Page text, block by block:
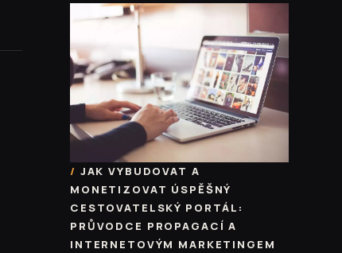
JAK VYBUDOVAT A
MONETIZOVAT ÚSPĚŠNÝ
CESTOVATELSKÝ PORTÁL:
PRŮVODCE PROPAGACÍ A
INTERNETOVÝM MARKETINGEM